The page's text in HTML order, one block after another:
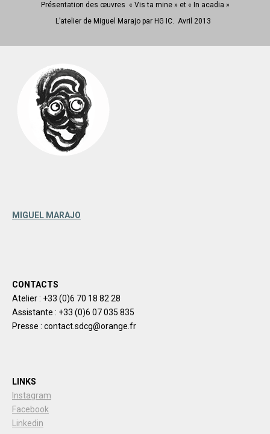
Présentation des œuvres « Vis ta mine » et « In acadia »
L’atelier de Miguel Marajo par HG IC. Avril 2013
MIGUEL MARAJO
CONTACTS
Atelier : +33 (0)6 70 18 82 28
Assistante : +33 (0)6 07 035 835
Presse : contact.sdcg@orange.fr
LINKS
Instagram
Facebook
Linkedin